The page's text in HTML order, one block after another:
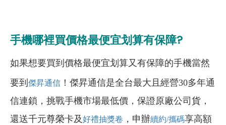
手機哪裡買價格最便宜划算有保障?
如果想要買到價格最便宜划算又有保障的手機當然
要到 傑昇通信 ！傑昇通信是全台最大且經營30多年通
信連鎖，挑戰手機市場最低價，保證原廠公司貨，
還送千元尊榮卡及好禮抽獎卷 ，申辦續約/攜碼享高額